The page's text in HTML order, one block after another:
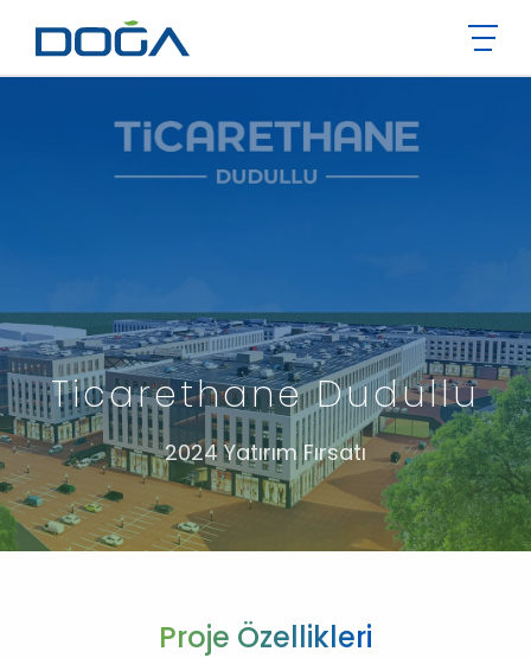
Ticarethane Dudullu
2024 Yatırım Fırsatı
Proje Özellikleri